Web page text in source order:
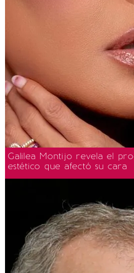
Galilea Montijo revela el
estético que afectó su cara